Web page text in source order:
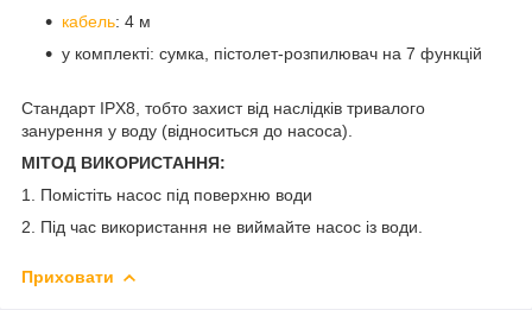
кабель: 4 м
у комплекті: сумка, пістолет-розпилювач на 7 функцій
Стандарт IPX8, тобто захист від наслідків тривалого
занурення у воду (відноситься до насоса).
МІТОД ВИКОРИСТАННЯ:
1. Помістіть насос під поверхню води
2. Під час використання не виймайте насос із води.
Приховати